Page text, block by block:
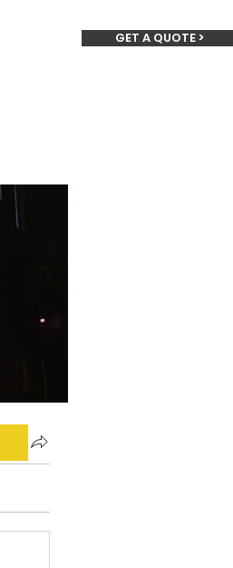
GET A QUOTE >